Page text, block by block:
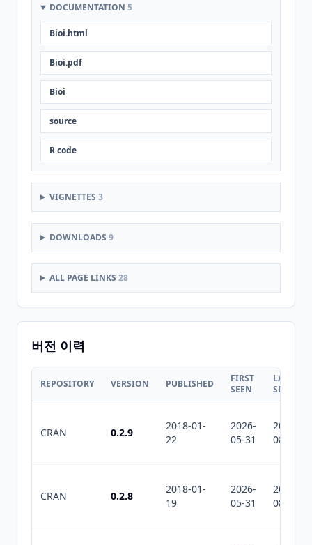
DOCUMENTATION 5
Bioi.html
Bioi.pdf
Bioi
source
R code
VIGNETTES 3
DOWNLOADS 9
ALL PAGE LINKS 28
버전 이력
REPOSITORY VERSION PUBLISHED
FIRST
SEEN
LAST
SEEN
CRAN 0.2.9
2018-01-
22
2026-
05-31
2026-
08-08
CRAN 0.2.8
2018-01-
19
2026-
05-31
2026-
08-08